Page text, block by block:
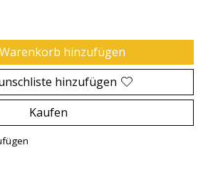
hinzufügen
hinzufügen
Kaufen